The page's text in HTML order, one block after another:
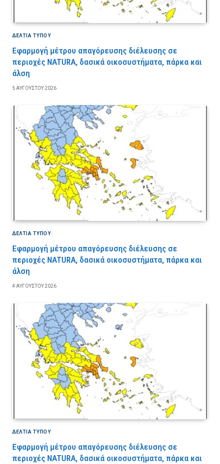
ΔΕΛΤΙΑ ΤΥΠΟΥ
Εφαρμογή μέτρου απαγόρευσης διέλευσης σε
περιοχές NATURA, δασικά οικοσυστήματα, πάρκα και
άλση
5 ΑΥΓΟΎΣΤΟΥ 2026
ΔΕΛΤΙΑ ΤΥΠΟΥ
Εφαρμογή μέτρου απαγόρευσης διέλευσης σε
περιοχές NATURA, δασικά οικοσυστήματα, πάρκα και
άλση
4 ΑΥΓΟΎΣΤΟΥ 2026
ΔΕΛΤΙΑ ΤΥΠΟΥ
Εφαρμογή μέτρου απαγόρευσης διέλευσης σε
περιοχές NATURA, δασικά οικοσυστήματα, πάρκα και